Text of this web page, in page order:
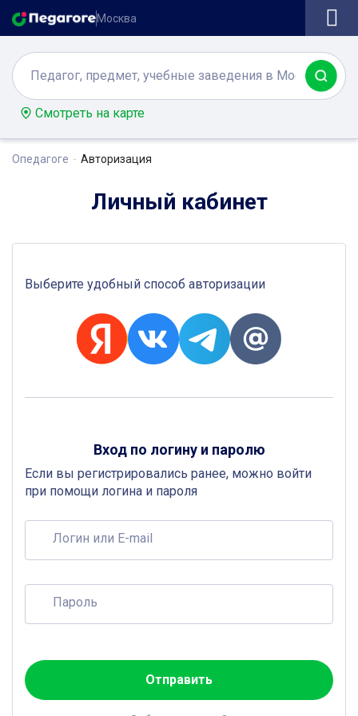
Москва
Смотреть на карте
Опедагоге Авторизация
Личный кабинет
Выберите удобный способ авторизации
Вход по логину и паролю
Если вы регистрировались ранее, можно войти
при помощи логина и пароля
Логин или E-mail
Пароль
Отправить